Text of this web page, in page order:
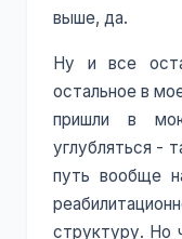
выше, да.
Ну и все
остальное в
пришли в
углубляться -
путь вообще
структуру. Но